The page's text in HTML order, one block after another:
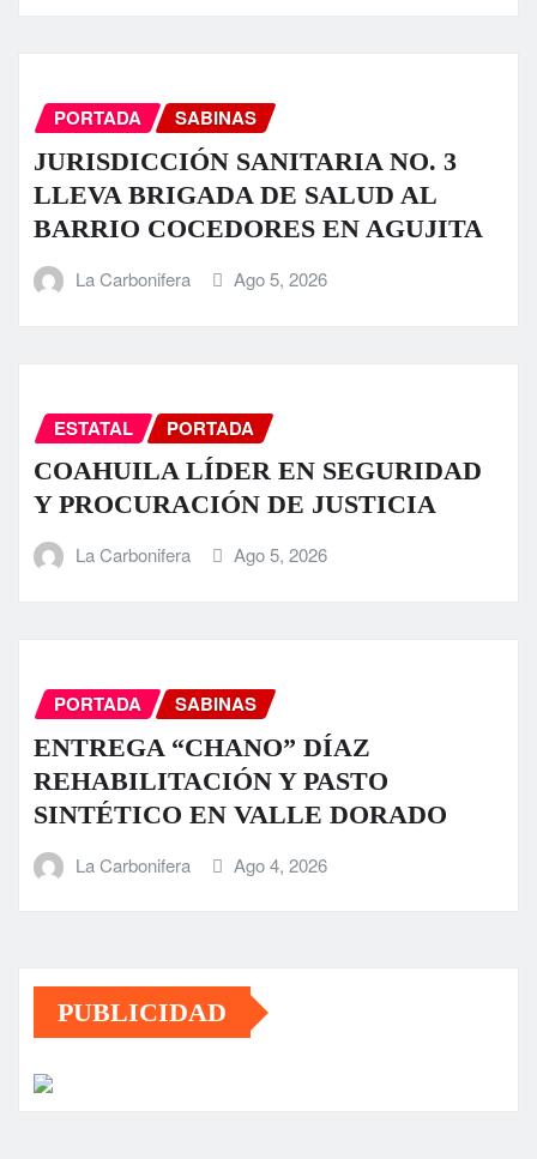
PORTADA SABINAS
JURISDICCIÓN SANITARIA NO. 3
LLEVA BRIGADA DE SALUD AL
BARRIO COCEDORES EN AGUJITA
La Carbonifera Ago 5, 2026
ESTATAL PORTADA
COAHUILA LÍDER EN SEGURIDAD
Y PROCURACIÓN DE JUSTICIA
La Carbonifera Ago 5, 2026
PORTADA SABINAS
ENTREGA “CHANO” DÍAZ
REHABILITACIÓN Y PASTO
SINTÉTICO EN VALLE DORADO
La Carbonifera Ago 4, 2026
PUBLICIDAD